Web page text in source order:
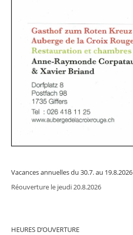
Vacances annuelles du 30.7. au 19.8.2026
Réouverture le jeudi 20.8.2026
HEURES D’OUVERTURE